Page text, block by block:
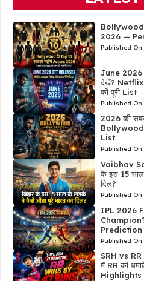
2026 — Per
Published On:
June 2026
देखें?
की पूरी List
Published On:
2026 की
List
Published On:
Vaibhav
के इस 15
दिल?
Published On:
IPL 2026
Prediction
Published On:
SRH vs
में RR की
Highlights